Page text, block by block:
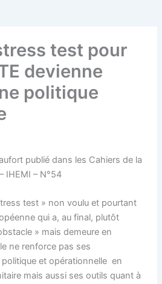
test pour
devienne
politique
publié dans les Cahiers de la
IHEMI – N°54
test » non voulu et pourtant
qui a, au final, plutôt
» mais demeure en
ne renforce pas ses
et opérationnelle en
mais aussi ses outils quant à